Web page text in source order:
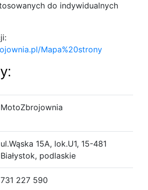
do indywidualnych
Mapa%20strony
MotoZbrojownia
ul.Wąska 15A, lok.U1, 15-481
Białystok, podlaskie
731 227 590